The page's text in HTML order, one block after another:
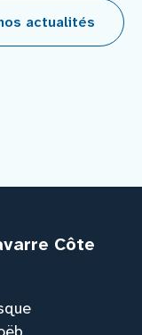
actualités
Côte